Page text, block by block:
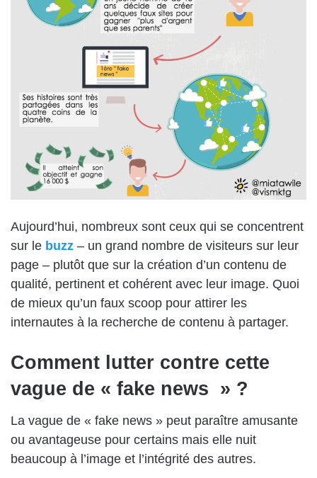
Aujourd’hui, nombreux sont ceux qui se concentrent
sur le buzz – un grand nombre de visiteurs sur leur
page – plutôt que sur la création d’un contenu de
qualité, pertinent et cohérent avec leur image. Quoi
de mieux qu’un faux scoop pour attirer les
internautes à la recherche de contenu à partager.
Comment lutter contre cette
vague de « fake news » ?
La vague de « fake news » peut paraître amusante
ou avantageuse pour certains mais elle nuit
beaucoup à l’image et l’intégrité des autres.